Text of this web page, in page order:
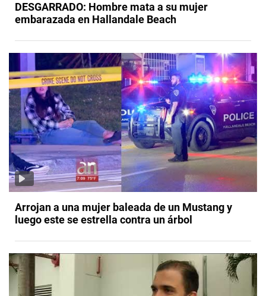
DESGARRADO: Hombre mata a su mujer
embarazada en Hallandale Beach
Arrojan a una mujer baleada de un Mustang y
luego este se estrella contra un árbol